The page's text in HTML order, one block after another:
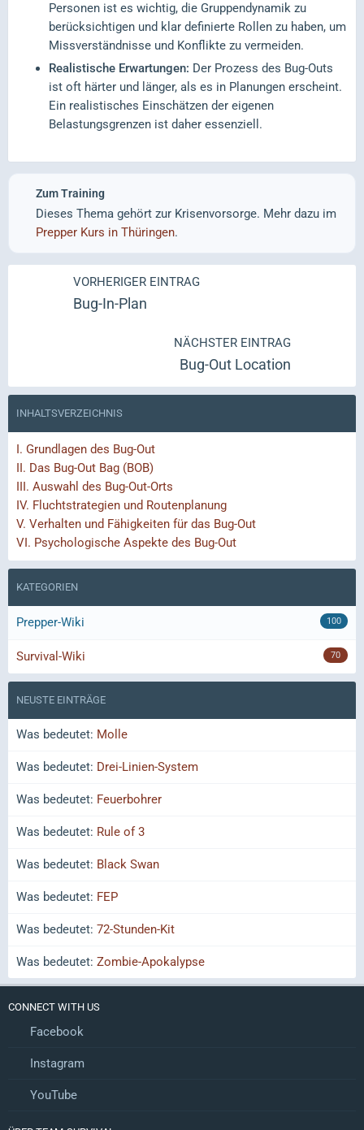
Personen ist es wichtig, die Gruppendynamik zu
berücksichtigen und klar definierte Rollen zu haben, um
Missverständnisse und Konflikte zu vermeiden.
Realistische Erwartungen: Der Prozess des Bug-Outs
ist oft härter und länger, als es in Planungen erscheint.
Ein realistisches Einschätzen der eigenen
Belastungsgrenzen ist daher essenziell.
Zum Training
Dieses Thema gehört zur Krisenvorsorge. Mehr dazu im
Prepper Kurs in Thüringen.
VORHERIGER EINTRAG
Bug-In-Plan
NÄCHSTER EINTRAG
Bug-Out Location
INHALTSVERZEICHNIS
I. Grundlagen des Bug-Out
II. Das Bug-Out Bag (BOB)
III. Auswahl des Bug-Out-Orts
IV. Fluchtstrategien und Routenplanung
V. Verhalten und Fähigkeiten für das Bug-Out
VI. Psychologische Aspekte des Bug-Out
KATEGORIEN
Prepper-Wiki 100
Survival-Wiki 70
NEUSTE EINTRÄGE
Was bedeutet: Molle
Was bedeutet: Drei-Linien-System
Was bedeutet: Feuerbohrer
Was bedeutet: Rule of 3
Was bedeutet: Black Swan
Was bedeutet: FEP
Was bedeutet: 72-Stunden-Kit
Was bedeutet: Zombie-Apokalypse
CONNECT WITH US
Facebook
Instagram
YouTube